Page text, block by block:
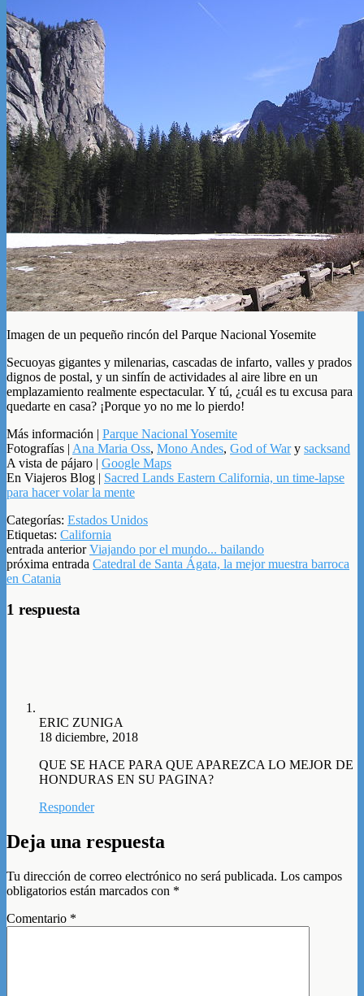
Imagen de un pequeño rincón del Parque Nacional Yosemite
Secuoyas gigantes y milenarias, cascadas de infarto, valles y prados
dignos de postal, y un sinfín de actividades al aire libre en un
emplazamiento realmente espectacular. Y tú, ¿cuál es tu excusa para
quedarte en casa? ¡Porque yo no me lo pierdo!
Más información | Parque Nacional Yosemite
Fotografías | Ana Maria Oss, Mono Andes, God of Wary sacksand
A vista de pájaro | Google Maps
En Viajeros Blog | Sacred Lands Eastern California, un time-lapse
para hacer volar la mente
Categorías: Estados Unidos
Etiquetas: California
entrada anteriorViajando por el mundo... bailando
próxima entrada Catedral de Santa Ágata, la mejor muestra barroca
en Catania
1 respuesta
ERIC ZUNIGA
18 diciembre, 2018
QUE SE HACE PARA QUE APAREZCA LO MEJOR DE
HONDURAS EN SU PAGINA?
Responder
Deja una respuesta
Tu dirección de correo electrónico no será publicada. Los campos
obligatorios están marcados con *
Comentario *